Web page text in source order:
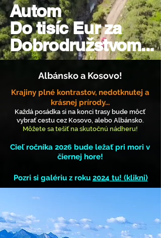
Autom
Do tisíc Eur za
Dobrodružstvom...
Albánsko a Kosovo!
Krajiny plné kontrastov, nedotknutej a
krásnej prírody...
Každá posádka si na konci trasy bude môcť
vybrať cestu cez Kosovo, alebo Albánsko.
Môžete sa tešiť na skutočnú nádheru!
Cieľ ročníka 2026 bude ležať pri mori v
čiernej hore!
Pozri si galériu z roku 2024 tu! (klikni)